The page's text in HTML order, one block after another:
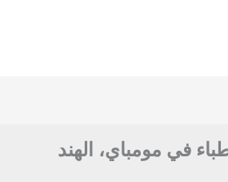
في مومباي، الهند